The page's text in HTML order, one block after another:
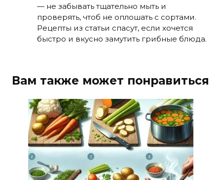
— не забывать тщательно мыть и
проверять, чтоб не оплошать с сортами.
Рецепты из статьи спасут, если хочется
быстро и вкусно замутить грибные блюда.
Вам также может понравиться